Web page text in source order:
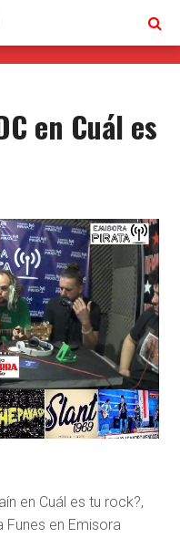
en Cuál es
en Cuál es tu rock?,
en Emisora